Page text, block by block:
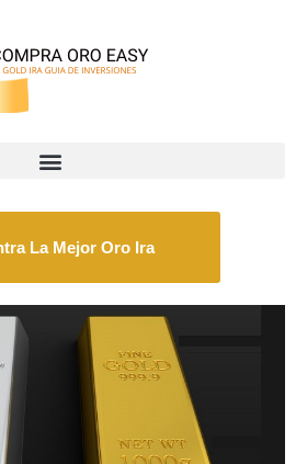
La Mejor Oro Ira